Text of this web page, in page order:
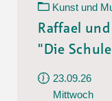
Kunst und
Raffael
"Die
23.09.26
Mittwoch